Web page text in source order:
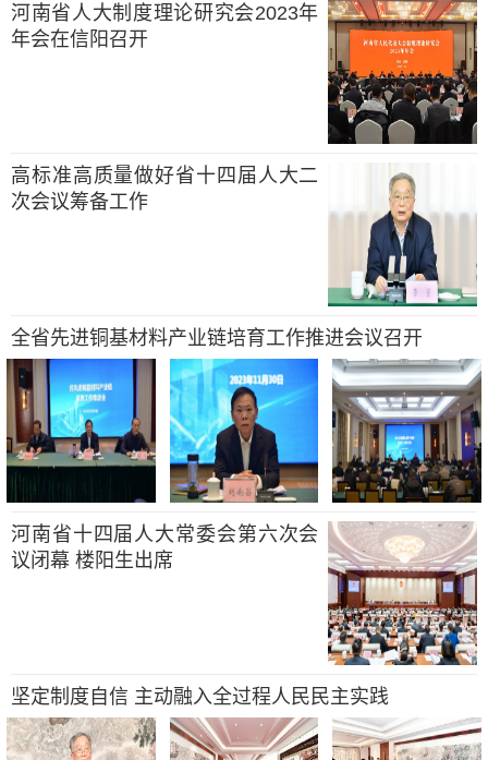
河南省人大制度理论研究会2023年
年会在信阳召开
高标准高质量做好省十四届人大二
次会议筹备工作
全省先进铜基材料产业链培育工作推进会议召开
河南省十四届人大常委会第六次会
议闭幕 楼阳生出席
坚定制度自信 主动融入全过程人民民主实践